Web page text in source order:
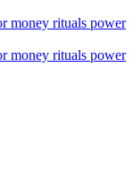
money rituals power
money rituals power